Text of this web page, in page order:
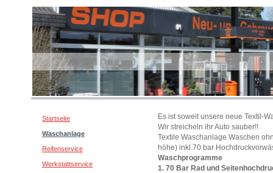
Startseite
Waschanlage
Reifenservice
Werkstattservice
Es ist soweit unsere neue Textil-
Wir streicheln ihr Auto sauber!!
Textile Waschanlage Waschen
höhe) inkl.70 bar
Waschprogramme
1. 70 Bar Rad und